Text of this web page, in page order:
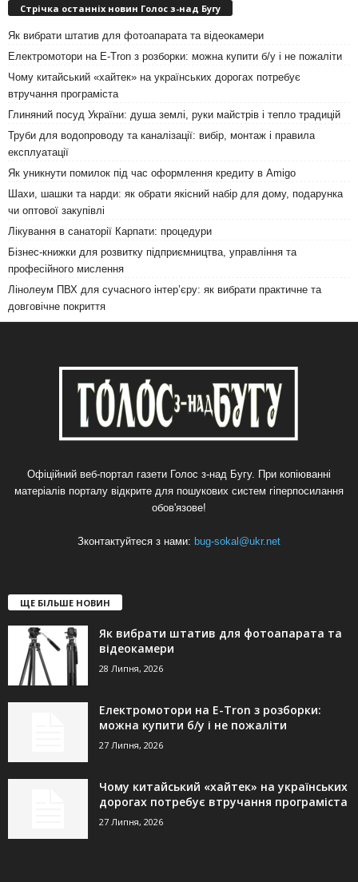
Стрічка останніх новин Голос з-над Бугу
Як вибрати штатив для фотоапарата та відеокамери
Електромотори на E-Tron з розборки: можна купити б/у і не пожаліти
Чому китайський «хайтек» на українських дорогах потребує
втручання програміста
Глиняний посуд України: душа землі, руки майстрів і тепло традицій
Труби для водопроводу та каналізації: вибір, монтаж і правила
експлуатації
Як уникнути помилок під час оформлення кредиту в Amigo
Шахи, шашки та нарди: як обрати якісний набір для дому, подарунка
чи оптової закупівлі
Лікування в санаторії Карпати: процедури
Бізнес-книжки для розвитку підприємництва, управління та
професійного мислення
Лінолеум ПВХ для сучасного інтер’єру: як вибрати практичне та
довговічне покриття
Офіційний веб-портал газети Голос з-над Бугу. При копіюванні
матеріалів порталу відкрите для пошукових систем гіперпосилання
обов'язове!
Зконтактуйтеся з нами: bug-sokal@ukr.net
ЩЕ БІЛЬШЕ НОВИН
Як вибрати штатив для фотоапарата та
відеокамери
28 Липня, 2026
Електромотори на E-Tron з розборки:
можна купити б/у і не пожаліти
27 Липня, 2026
Чому китайський «хайтек» на українських
дорогах потребує втручання програміста
27 Липня, 2026